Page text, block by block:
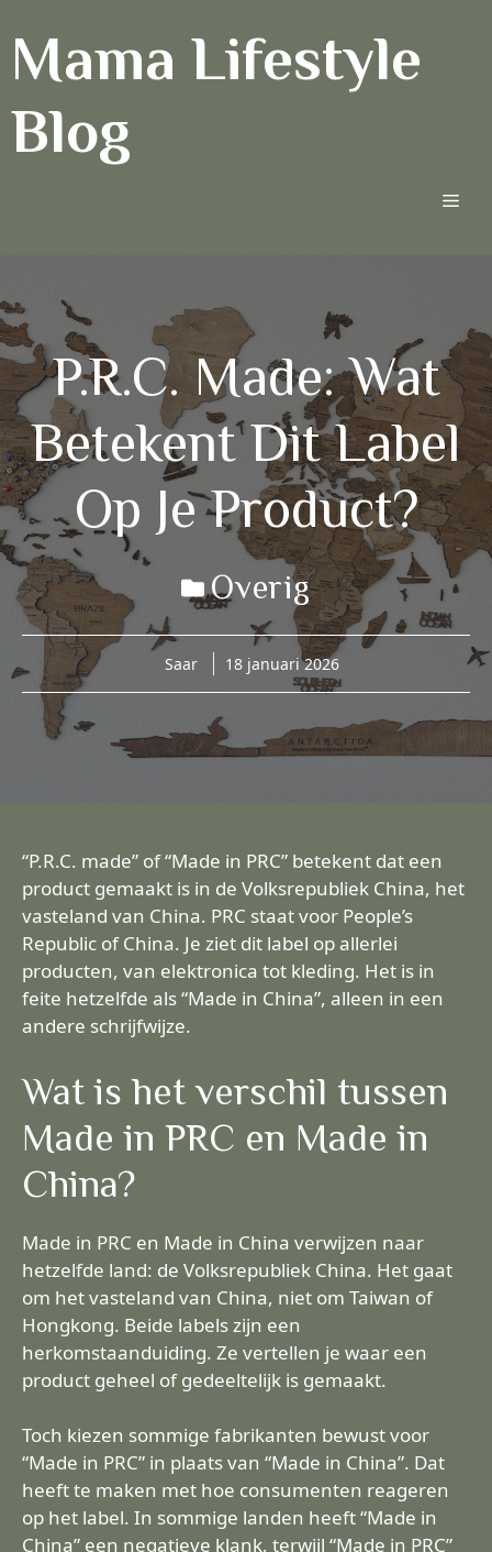
naarMama Lifestyle
Blog
P.R.C. Made: Wat
Betekent Dit Label
Op Je Product?
Overig
Saar 18 januari 2026
“P.R.C. made” of “Made in PRC” betekent dat een
product gemaakt is in de Volksrepubliek China, het
vasteland van China. PRC staat voor People’s
Republic of China. Je ziet dit label op allerlei
producten, van elektronica tot kleding. Het is in
feite hetzelfde als “Made in China”, alleen in een
andere schrijfwijze.
Wat is het verschil tussen
Made in PRC en Made in
China?
Made in PRC en Made in China verwijzen naar
hetzelfde land: de Volksrepubliek China. Het gaat
om het vasteland van China, niet om Taiwan of
Hongkong. Beide labels zijn een
herkomstaanduiding. Ze vertellen je waar een
product geheel of gedeeltelijk is gemaakt.
Toch kiezen sommige fabrikanten bewust voor
“Made in PRC” in plaats van “Made in China”. Dat
heeft te maken met hoe consumenten reageren
op het label. In sommige landen heeft “Made in
China” een negatieve klank, terwijl “Made in PRC”